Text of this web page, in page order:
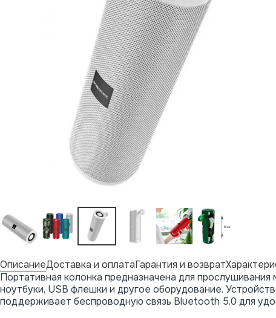
ОписаниеДоставка и оплатаГарантия и возврат
Портативная колонка предназначена для
ноутбуки, USB флешки и другое оборудование.
поддерживает беспроводную связь Bluetooth 5.0 для